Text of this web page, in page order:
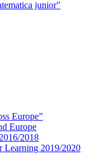
junior"
Europe”
Europe
2018
Learning 2019/2020